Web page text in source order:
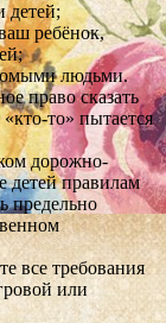
детей;
ребёнок,
людьми.
право сказать
то» пытается
дорожно-
детей правилам
предельно
все требования
или